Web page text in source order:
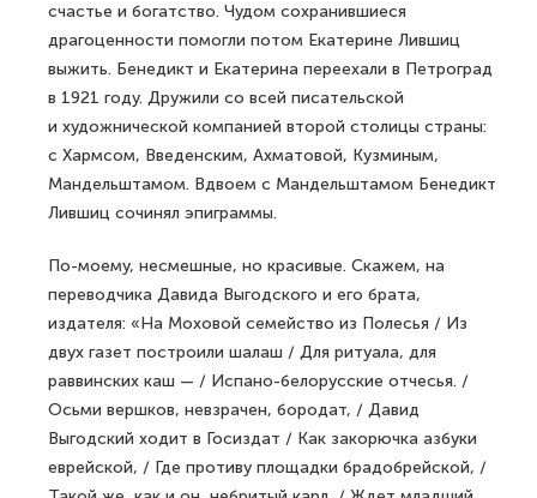
счастье и богатство. Чудом сохранившиеся
драгоценности помогли потом Екатерине Лившиц
выжить. Бенедикт и Екатерина переехали в Петроград
в 1921 году. Дружили со всей писательской
и художнической компанией второй столицы страны:
с Хармсом, Введенским, Ахматовой, Кузминым,
Мандельштамом. Вдвоем с Мандельштамом Бенедикт
Лившиц сочинял эпиграммы.
По-моему, несмешные, но красивые. Скажем, на
переводчика Давида Выгодского и его брата,
издателя: «На Моховой семейство из Полесья / Из
двух газет построили шалаш / Для ритуала, для
раввинских каш — / Испано-белорусские отчесья. /
Осьми вершков, невзрачен, бородат, / Давид
Выгодский ходит в Госиздат / Как закорючка азбуки
еврейской, / Где противу площадки брадобрейской, /